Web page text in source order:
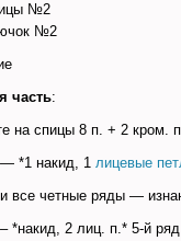
№2
№2
часть:
на спицы 8 п. + 2 кром.
*1 накид, 1 лицевые
все четные ряды —
*накид, 2 лиц. п.* 5-й